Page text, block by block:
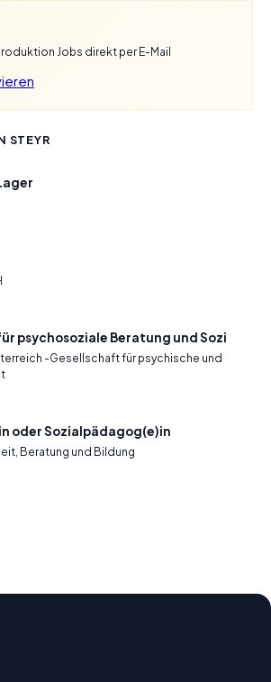
Jobs direkt per E-Mail
STEYR
psychosoziale Beratung und Sozi
-Gesellschaft für psychische und
oder Sozialpädagog(e)in
Beratung und Bildung